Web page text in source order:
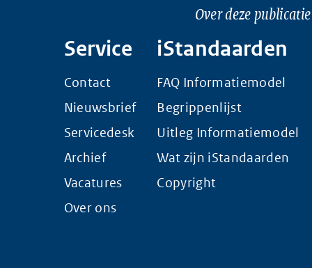
Over deze publicatie
Service
Contact
Nieuwsbrief
Servicedesk
Archief
Vacatures
Over ons
iStandaarden
FAQ Informatiemodel
Begrippenlijst
Uitleg Informatiemodel
Wat zijn iStandaarden
Copyright